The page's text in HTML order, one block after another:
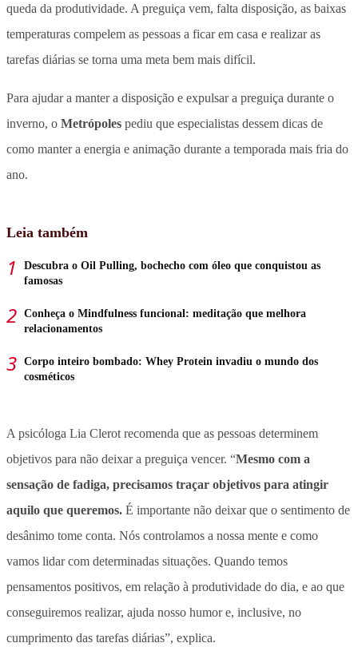
queda da produtividade. A preguiça vem, falta disposição, as baixas
temperaturas compelem as pessoas a ficar em casa e realizar as
tarefas diárias se torna uma meta bem mais difícil.
Para ajudar a manter a disposição e expulsar a preguiça durante o
inverno, o Metrópoles pediu que especialistas dessem dicas de
como manter a energia e animação durante a temporada mais fria do
ano.
Leia também
Descubra o Oil Pulling, bochecho com óleo que conquistou as
famosas
Conheça o Mindfulness funcional: meditação que melhora
relacionamentos
Corpo inteiro bombado: Whey Protein invadiu o mundo dos
cosméticos
A psicóloga Lia Clerot recomenda que as pessoas determinem
objetivos para não deixar a preguiça vencer. “Mesmo com a
sensação de fadiga, precisamos traçar objetivos para atingir
aquilo que queremos. É importante não deixar que o sentimento de
desânimo tome conta. Nós controlamos a nossa mente e como
vamos lidar com determinadas situações. Quando temos
pensamentos positivos, em relação à produtividade do dia, e ao que
conseguiremos realizar, ajuda nosso humor e, inclusive, no
cumprimento das tarefas diárias”, explica.